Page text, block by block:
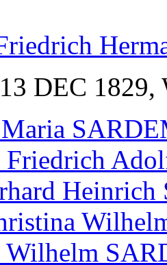
DEC 1829,
Maria
Friedrich
Wilhelm